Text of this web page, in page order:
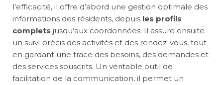
l’efficacité, il offre d’abord une gestion optimale des
informations des résidents, depuis les profils
complets jusqu’aux coordonnées. Il assure ensuite
un suivi précis des activités et des rendez-vous, tout
en gardant une trace des besoins, des demandes et
des services souscrits. Un véritable outil de
facilitation de la communication, il permet un